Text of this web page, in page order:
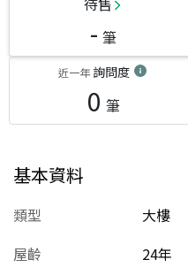
- 筆
近一年詢問度
0 筆
基本資料
類型
大樓
屋齡
24年